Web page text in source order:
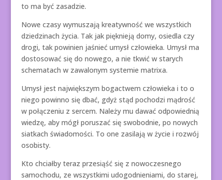
to ma być zasadzie.
Nowe czasy wymuszają kreatywność we wszystkich
dziedzinach życia. Tak jak pięknieją domy, osiedla czy
drogi, tak powinien jaśnieć umysł człowieka. Umysł ma
dostosować się do nowego, a nie tkwić w starych
schematach w zawalonym systemie matrixa.
Umysł jest największym bogactwem człowieka i to o
niego powinno się dbać, gdyż stąd pochodzi mądrość
w połączeniu z sercem. Należy mu dawać odpowiednią
wiedzę, aby mógł poruszać się swobodnie, po nowych
siatkach świadomości. To one zasilają w życie i rozwój
osobisty.
Kto chciałby teraz przesiąść się z nowoczesnego
samochodu, ze wszystkimi udogodnieniami, do starej,